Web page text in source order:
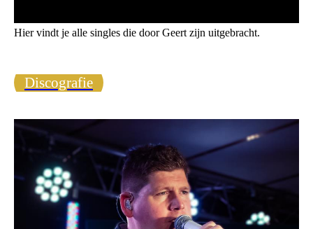
Hier vindt je alle singles die door Geert zijn uitgebracht.
Discografie